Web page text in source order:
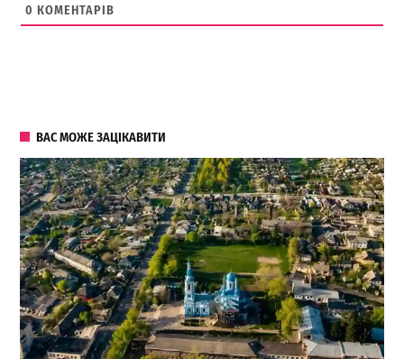
0 КОМЕНТАРІВ
ВАС МОЖЕ ЗАЦІКАВИТИ